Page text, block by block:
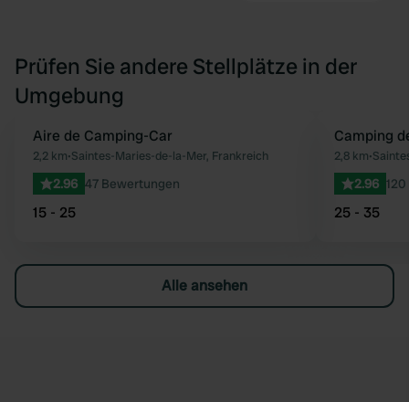
Prüfen Sie andere Stellplätze in der
Umgebung
Aire de Camping-Car
2,2 km•Saintes-Maries-de-la-Mer, Frankreich
2.96 47 Bewertungen
15 - 25
Camping
2,8 km•
2.96
25 - 35
Alle ansehen